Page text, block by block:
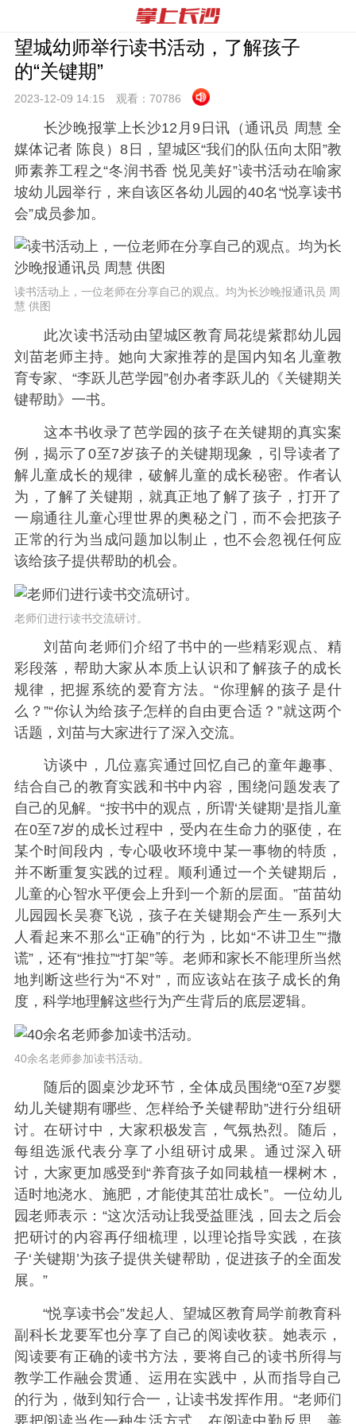
望城幼师举行读书活动，了解孩子
的“关键期”
2023-12-09 14:15 观看： 70786
长沙晚报掌上长沙12月9日讯（通讯员 周慧 全
媒体记者 陈良）8日，望城区“我们的队伍向太阳”教
师素养工程之“冬润书香 悦见美好”读书活动在喻家
坡幼儿园举行，来自该区各幼儿园的40名“悦享读书
会”成员参加。
读书活动上，一位老师在分享自己的观点。均为长沙晚报通讯员 周
慧 供图
此次读书活动由望城区教育局花缇紫郡幼儿园
刘苗老师主持。她向大家推荐的是国内知名儿童教
育专家、“李跃儿芭学园”创办者李跃儿的《关键期关
键帮助》一书。
这本书收录了芭学园的孩子在关键期的真实案
例，揭示了0至7岁孩子的关键期现象，引导读者了
解儿童成长的规律，破解儿童的成长秘密。作者认
为，了解了关键期，就真正地了解了孩子，打开了
一扇通往儿童心理世界的奥秘之门，而不会把孩子
正常的行为当成问题加以制止，也不会忽视任何应
该给孩子提供帮助的机会。
老师们进行读书交流研讨。
刘苗向老师们介绍了书中的一些精彩观点、精
彩段落，帮助大家从本质上认识和了解孩子的成长
规律，把握系统的爱育方法。“你理解的孩子是什
么？”“你认为给孩子怎样的自由更合适？”就这两个
话题，刘苗与大家进行了深入交流。
访谈中，几位嘉宾通过回忆自己的童年趣事、
结合自己的教育实践和书中内容，围绕问题发表了
自己的见解。“按书中的观点，所谓‘关键期’是指儿童
在0至7岁的成长过程中，受内在生命力的驱使，在
某个时间段内，专心吸收环境中某一事物的特质，
并不断重复实践的过程。顺利通过一个关键期后，
儿童的心智水平便会上升到一个新的层面。”苗苗幼
儿园园长吴赛飞说，孩子在关键期会产生一系列大
人看起来不那么“正确”的行为，比如“不讲卫生”“撒
谎”，还有“推拉”“打架”等。老师和家长不能理所当然
地判断这些行为“不对”，而应该站在孩子成长的角
度，科学地理解这些行为产生背后的底层逻辑。
40余名老师参加读书活动。
随后的圆桌沙龙环节，全体成员围绕“0至7岁婴
幼儿关键期有哪些、怎样给予关键帮助”进行分组研
讨。在研讨中，大家积极发言，气氛热烈。随后，
每组选派代表分享了小组研讨成果。通过深入研
讨，大家更加感受到“养育孩子如同栽植一棵树木，
适时地浇水、施肥，才能使其茁壮成长”。一位幼儿
园老师表示：“这次活动让我受益匪浅，回去之后会
把研讨的内容再仔细梳理，以理论指导实践，在孩
子‘关键期’为孩子提供关键帮助，促进孩子的全面发
展。”
“悦享读书会”发起人、望城区教育局学前教育科
副科长龙要军也分享了自己的阅读收获。她表示，
阅读要有正确的读书方法，要将自己的读书所得与
教学工作融会贯通、运用在实践中，从而指导自己
的行为，做到知行合一，让读书发挥作用。“老师们
要把阅读当作一种生活方式，在阅读中勤反思、善